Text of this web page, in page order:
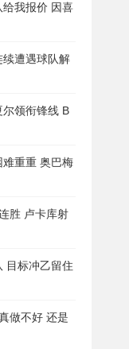
给我报价 因喜
遭遇球队解
领衔锋线 B
难重重 奥巴梅
胜 卢卡库射
目标冲乙留住
做不好 还是